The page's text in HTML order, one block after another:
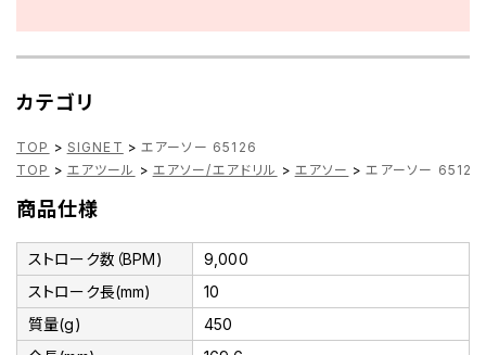
カテゴリ
TOP > SIGNET > エアーソー 65126
TOP > エアツール > エアソー/エアドリル > エアソー > エアーソー 65126
商品仕様
ストローク数（BPM)
9,000
ストローク長(mm)
10
質量(g)
450